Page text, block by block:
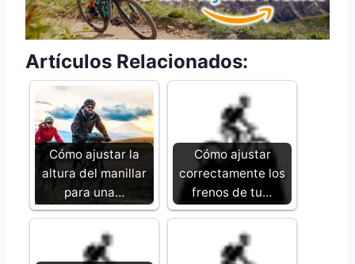
Artículos Relacionados:
Cómo ajustar la
altura del manillar
para una…
Cómo ajustar
correctamente los
frenos de tu…